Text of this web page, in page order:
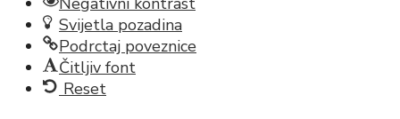
Svijetla pozadina
Podrctaj poveznice
Čitljiv font
Reset